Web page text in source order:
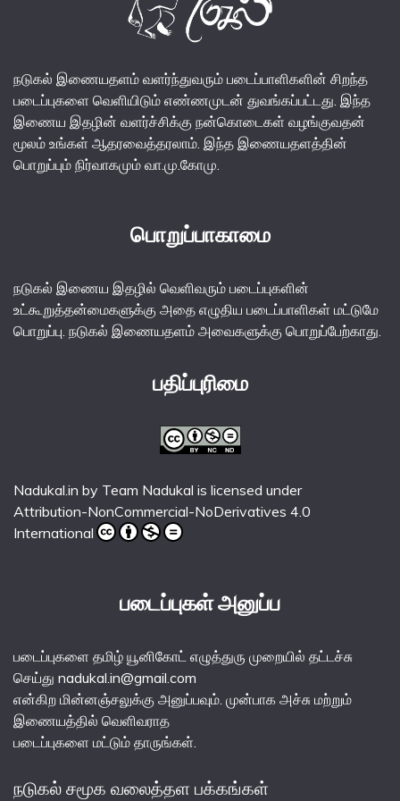
நடுகல் இணையதளம் வளர்ந்துவரும் படைப்பாளிகளின் சிறந்த
படைப்புகளை வெளியிடும் எண்ணமுடன் துவங்கப்பட்டது. இந்த
இணைய இதழின் வளர்ச்சிக்கு நன்கொடைகள் வழங்குவதன்
மூலம் உங்கள் ஆதரவைத்தரலாம். இந்த இணையதளத்தின்
பொறுப்பும் நிர்வாகமும் வா.மு.கோமு.
பொறுப்பாகாமை
நடுகல் இணைய இதழில் வெளிவரும் படைப்புகளின்
உட்கூறுத்தன்மைகளுக்கு அதை எழுதிய படைப்பாளிகள் மட்டுமே
பொறுப்பு. நடுகல் இணையதளம் அவைகளுக்கு பொறுப்பேற்காது.
பதிப்புரிமை
Nadukal.in by Team Nadukal is licensed under
Attribution-NonCommercial-NoDerivatives 4.0
International
படைப்புகள் அனுப்ப
படைப்புகளை தமிழ் யூனிகோட் எழுத்துரு முறையில் தட்டச்சு
செய்து nadukal.in@gmail.com
என்கிற மின்னஞ்சலுக்கு அனுப்பவும். முன்பாக அச்சு மற்றும்
இணையத்தில் வெளிவராத
படைப்புகளை மட்டும் தாருங்கள்.
நடுகல் சமூக வலைத்தள பக்கங்கள்